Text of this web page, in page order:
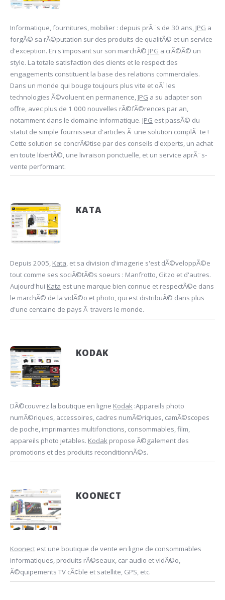
Informatique, fournitures, mobilier : depuis prÃ¨s de 30 ans, JPG a
forgÃ© sa rÃ©putation sur des produits de qualitÃ© et un service
d'exception. En s'imposant sur son marchÃ© JPG a crÃ©Ã© un
style. La totale satisfaction des clients et le respect des
engagements constituent la base des relations commerciales.
Dans un monde qui bouge toujours plus vite et oÃ¹ les
technologies Ã©voluent en permanence, JPG a su adapter son
offre, avec plus de 1 000 nouvelles rÃ©fÃ©rences par an,
notamment dans le domaine informatique. JPG est passÃ© du
statut de simple fournisseur d'articles Ã une solution complÃ¨te !
Cette solution se concrÃ©tise par des conseils d'experts, un achat
en toute libertÃ©, une livraison ponctuelle, et un service aprÃ¨s-
vente performant.
KATA
Depuis 2005, Kata, et sa division d'imagerie s'est dÃ©veloppÃ©e
tout comme ses sociÃ©tÃ©s soeurs : Manfrotto, Gitzo et d'autres.
Aujourd'hui Kata est une marque bien connue et respectÃ©e dans
le marchÃ© de la vidÃ©o et photo, qui est distribuÃ© dans plus
d'une centaine de pays Ã travers le monde.
KODAK
DÃ©couvrez la boutique en ligne Kodak :Appareils photo
numÃ©riques, accessoires, cadres numÃ©riques, camÃ©scopes
de poche, imprimantes multifonctions, consommables, film,
appareils photo jetables. Kodak propose Ã©galement des
promotions et des produits reconditionnÃ©s.
KOONECT
Koonect est une boutique de vente en ligne de consommables
informatiques, produits rÃ©seaux, car audio et vidÃ©o,
Ã©quipements TV cÃ¢ble et satellite, GPS, etc.